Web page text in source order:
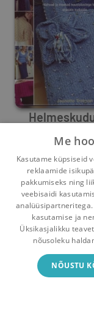
0 3
Pealehele
Vaheta
Me
Kasutame küpsiseid
reklaamide
pakkumiseks ning
veebisaidi
analüüsipartneritega.
kasutamise ja
Üksikasjalikku
nõusoleku
NÕUSTU